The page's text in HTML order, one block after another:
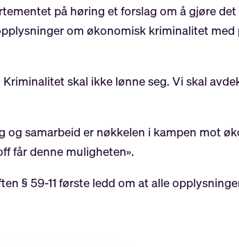
på høring et forslag om å gjøre
om økonomisk kriminalitet
skal ikke lønne seg. Vi skal
samarbeid er nøkkelen i kampen mot
får denne muligheten».
§ 59-11 første ledd om at alle